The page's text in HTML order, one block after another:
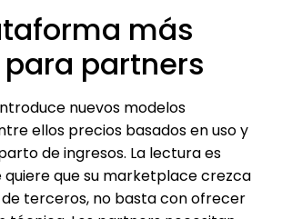
más
partners
nuevos modelos
ellos precios basados en uso y
de ingresos. La lectura es
quiere que su marketplace crezca
terceros, no basta con ofrecer